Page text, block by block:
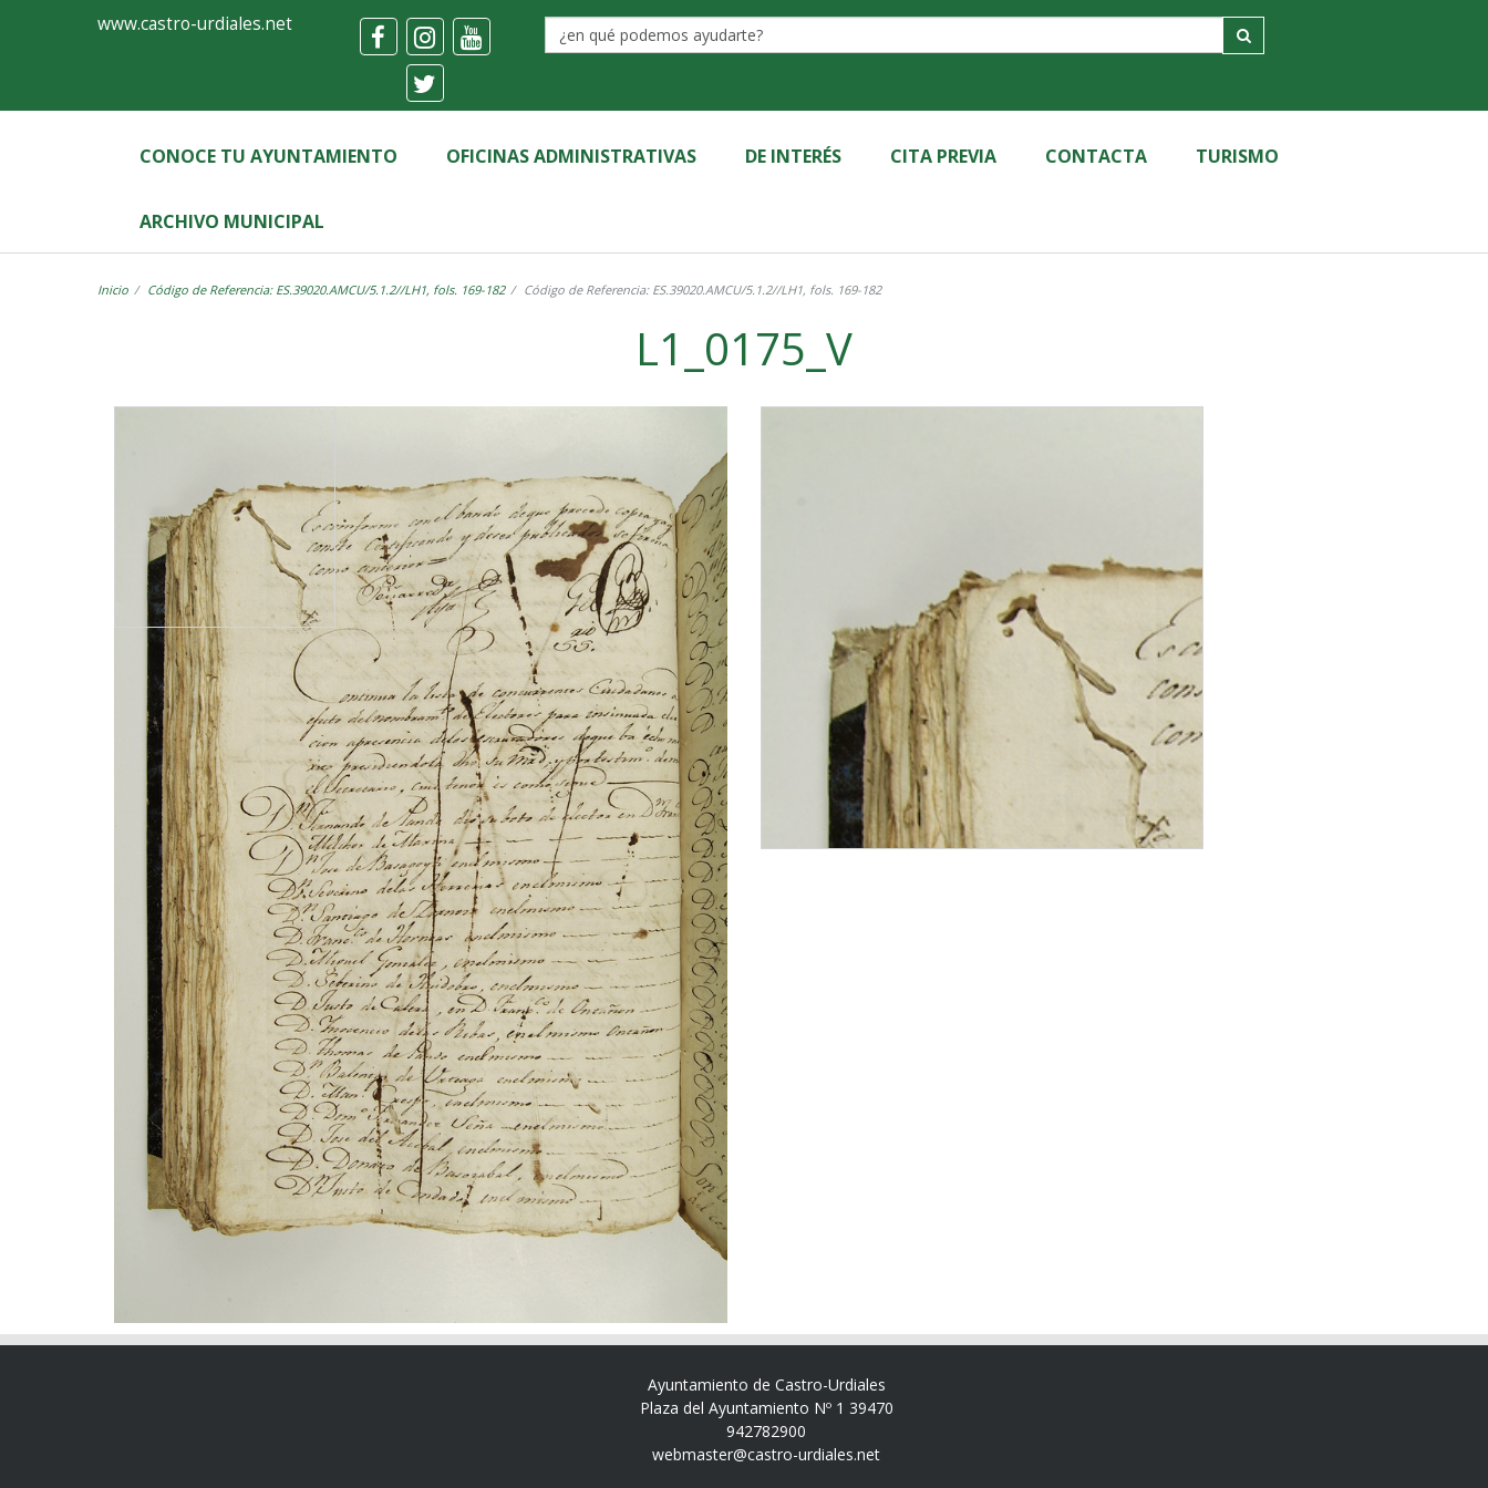
Ayuntamiento
Castro-
Urdiales
www.castro-urdiales.net
CONOCE TU AYUNTAMIENTO OFICINAS ADMINISTRATIVAS DE INTERÉS CITA PREVIA CONTACTA TURISMO
ARCHIVO MUNICIPAL
Inicio Código de Referencia: ES.39020.AMCU/5.1.2//LH1, fols. 169-182 Código de Referencia: ES.39020.AMCU/5.1.2//LH1, fols. 169-182
L1_0175_V
Ayuntamiento de Castro-Urdiales
Plaza del Ayuntamiento Nº 1 39470
942782900
webmaster@castro-urdiales.net